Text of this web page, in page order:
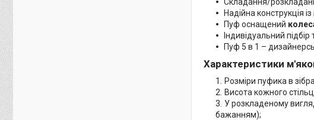
Надійна конструкція
Пуф оснащений
Індивідуальний
Пуф 5 в 1 –
Характеристики
Розміри пуфика в
Висота кожного
У розкладеному
бажанням);